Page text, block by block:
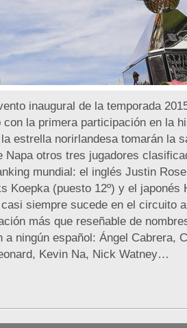
inaugural de la temporada
con la primera participación en la
estrella norirlandesa tomarán la
Napa otros tres jugadores
mundial: el inglés Justin
Koepka (puesto 12º) y el japonés
siempre sucede en el circuito
más que reseñable de
a ningún español: Ángel Cabrera,
Kevin Na, Nick Watney…